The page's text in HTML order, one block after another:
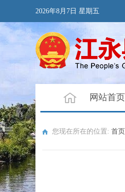
2026年8月7日 星期五
网站首页
您现在所在的位置: 首页